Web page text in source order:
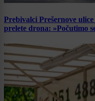
Prebivalci Prešernove
prelete drona: »Počutimo